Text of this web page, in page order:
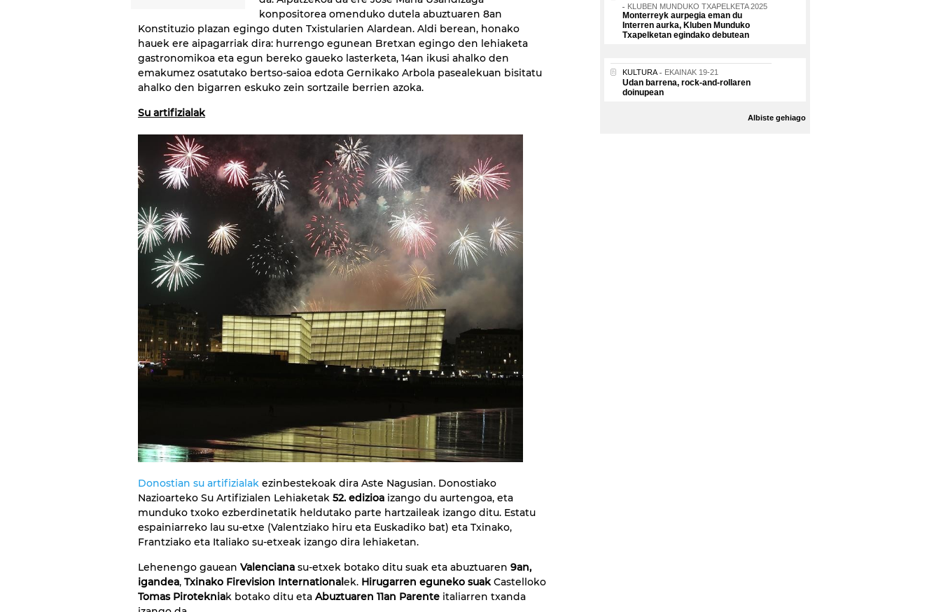
konpositorea omenduko dutela abuztuaren 8an
Konstituzio plazan egingo duten Txistularien Alardean. Aldi berean, honako
hauek ere aipagarriak dira: hurrengo egunean Bretxan egingo den lehiaketa
gastronomikoa eta egun bereko gaueko lasterketa, 14an ikusi ahalko den
emakumez osatutako bertso-saioa edota Gernikako Arbola pasealekuan bisitatu
ahalko den bigarren eskuko zein sortzaile berrien azoka.
Su artifizialak
Donostian su artifizialak ezinbestekoak dira Aste Nagusian. Donostiako
Nazioarteko Su Artifizialen Lehiaketak 52. edizioa izango du aurtengoa, eta
munduko txoko ezberdinetatik heldutako parte hartzaileak izango ditu. Estatu
espainiarreko lau su-etxe (Valentziako hiru eta Euskadiko bat) eta Txinako,
Frantziako eta Italiako su-etxeak izango dira lehiaketan.
Lehenengo gauean Valenciana su-etxek botako ditu suak eta abuztuaren 9an,
igandea, Txinako Firevision Internationalek. Hirugarren eguneko suak Castelloko
Tomas Pirotekniak botako ditu eta Abuztuaren 11an Parente italiarren txanda
KLUBEN MUNDUKO TXAPELKETA 2025
Monterreyk aurpegia eman du
Interren aurka, Kluben Munduko
Txapelketan egindako debutean
KULTURA EKAINAK 19-21
Udan barrena, rock-and-rollaren
doinupean
Albiste gehiago